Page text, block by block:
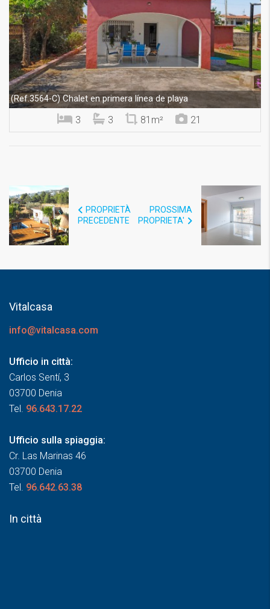
(Ref.3564-C)Chalet en primera línea de playa
3 3 81m² 21
PROPRIETÀ
PRECEDENTE
PROSSIMA
PROPRIETA'
Vitalcasa
info@vitalcasa.com
Ufficio in città:
Carlos Sentí, 3
03700 Denia
Tel. 96.643.17.22
Ufficio sulla spiaggia:
Cr. Las Marinas 46
03700 Denia
Tel. 96.642.63.38
In città